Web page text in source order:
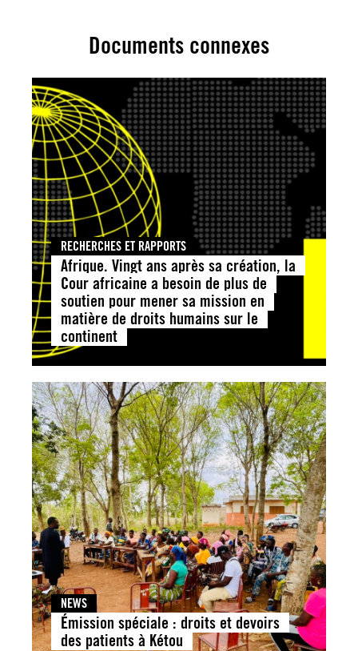
Documents connexes
RECHERCHES ET RAPPORTS
Afrique. Vingt ans après sa création, la
Cour africaine a besoin de plus de
soutien pour mener sa mission en
matière de droits humains sur le
continent
NEWS
Émission spéciale : droits et devoirs
des patients à Kétou